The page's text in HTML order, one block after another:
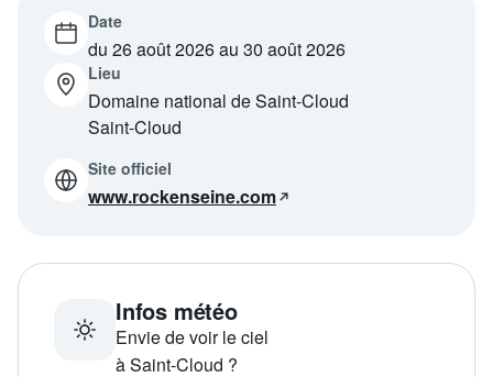
Date
du 26 août 2026 au 30 août 2026
Lieu
Domaine national de Saint-Cloud
Saint-Cloud
Site officiel
www.rockenseine.com
Infos météo
Envie de voir le ciel
à Saint-Cloud ?